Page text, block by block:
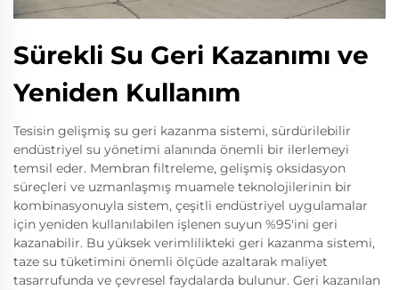
Sürekli Su Geri Kazanımı ve
Yeniden Kullanım
Tesisin gelişmiş su geri kazanma sistemi, sürdürilebilir
endüstriyel su yönetimi alanında önemli bir ilerlemeyi
temsil eder. Membran filtreleme, gelişmiş oksidasyon
süreçleri ve uzmanlaşmış muamele teknolojilerinin bir
kombinasyonuyla sistem, çeşitli endüstriyel uygulamalar
için yeniden kullanılabilen işlenen suyun %95'ini geri
kazanabilir. Bu yüksek verimlilikteki geri kazanma sistemi,
taze su tüketimini önemli ölçüde azaltarak maliyet
tasarrufunda ve çevresel faydalarda bulunur. Geri kazanılan